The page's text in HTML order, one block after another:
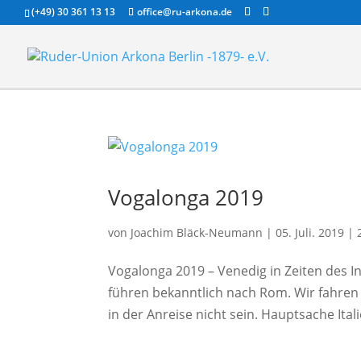
(+49) 30 361 13 13 office@ru-arkona.de
Vogalonga 2019
von Joachim Bläck-Neumann |05. Juli. 2019 |
Vogalonga 2019 – Venedig in Zeiten des
führen bekanntlich nach Rom. Wir
in der Anreise nicht sein. Hauptsache